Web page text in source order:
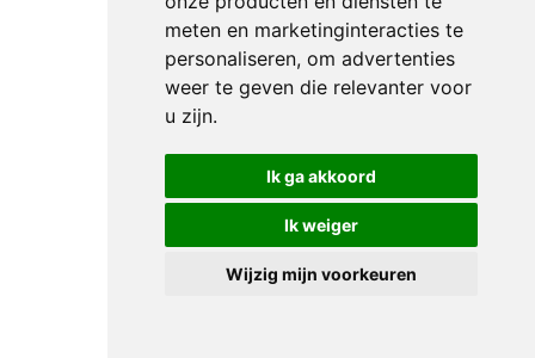
meten en marketinginteracties te
personaliseren, om advertenties
weer te geven die relevanter voor
u zijn.
Ik ga akkoord
Ik weiger
Wijzig mijn voorkeuren
Een
auto
vol
met
dat
zie je
meer